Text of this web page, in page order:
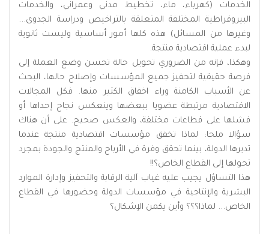
الخدمات (كهرباء، ماء، تخطيط مدني وعمراني، والخدمات
البيروقراطية المختلفة المتعلقة بالتراخيص ودراسة الجدوى...
وغيرها من المسائل) هذه كلها أمور أساسية وليست ثانوية
لبدء عملية اقتصادية منتجة.
وهكذا، فإنه من الضروري تحويل حالة تحسن وضع العملة إلى
فرصة حقيقية لتحفيز جميع المؤسسات وإصلاح حالها، البحث
عن الأسباب الكامنة وراء اخفاق الكثير منها. فكل المجالات
الاقتصادية مرتبطة عضويا ببعضها وينعكس نجاح إحداها أو
فشلها على قطاعات مختلفة، والعكس صحيح. على أن هناك
سؤالا ملحا: لماذا تخفق مؤسسات اقتصادية منتجة عندما
تديرها الدولة، بينما تحقق وفرة في الأرباح والمنتج والجودة بمجرد
تحولها إلى القطاع الخاص؟!!
هذا التساؤل يجيب عليه غياب آلية الرقابة والتحفيز وإدارة الموارد
البشرية والإنتاجية في مؤسسات الدولة وحضورها في القطاع
الخاص... لماذا؟؟؟ وأين يكمن الإشكال؟